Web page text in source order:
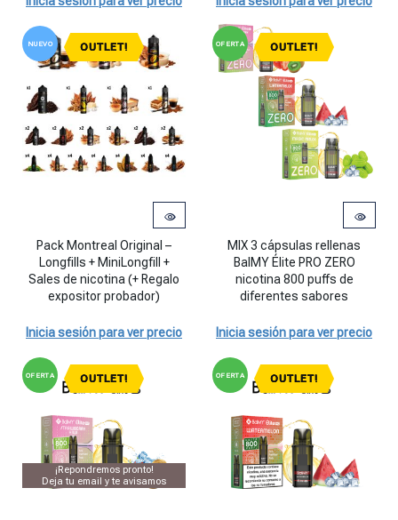
OUTLET!
NUEVO
Pack Montreal Original - Longfills + MiniLongfill + Sales de
Pack Montreal Original –
Longfills + MiniLongfill +
Sales de nicotina (+ Regalo
expositor probador)
Inicia sesión para ver precio
OUTLET!
OFERTA
MIX 3 cápsulas rellenas BalMY
MIX 3 cápsulas rellenas
BalMY Élite PRO ZERO
nicotina 800 puffs de
diferentes sabores
Inicia sesión para ver precio
OUTLET!
OFERTA
¡Repondremos pronto!
Deja tu email y te avisamos
OUTLET!
OFERTA